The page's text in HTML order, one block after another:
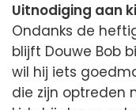
Uitnodiging aan
Ondanks de
blijft Douwe Bob
wil hij iets
die zijn optreden